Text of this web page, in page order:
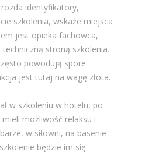
identyfikatory,
szkolenia, wskaże miejsca
jest opieka fachowca,
techniczną stroną szkolenia.
powodują spore
jest tutaj na wagę złota.
w szkoleniu w hotelu, po
możliwość relaksu i
w siłowni, na basenie
będzie im się